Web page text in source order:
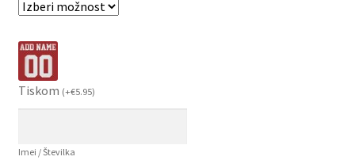
Tiskom (+€5.95)
Imei / Številka